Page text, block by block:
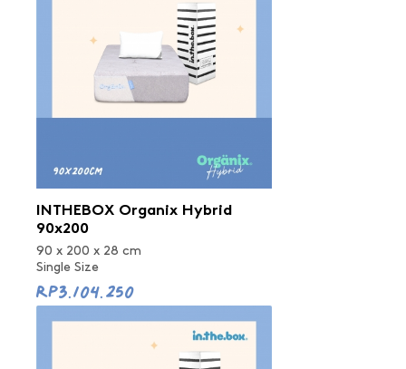
INTHEBOX Organix Hybrid
90x200
90 x 200 x 28 cm
Single Size
Rp3.104.250